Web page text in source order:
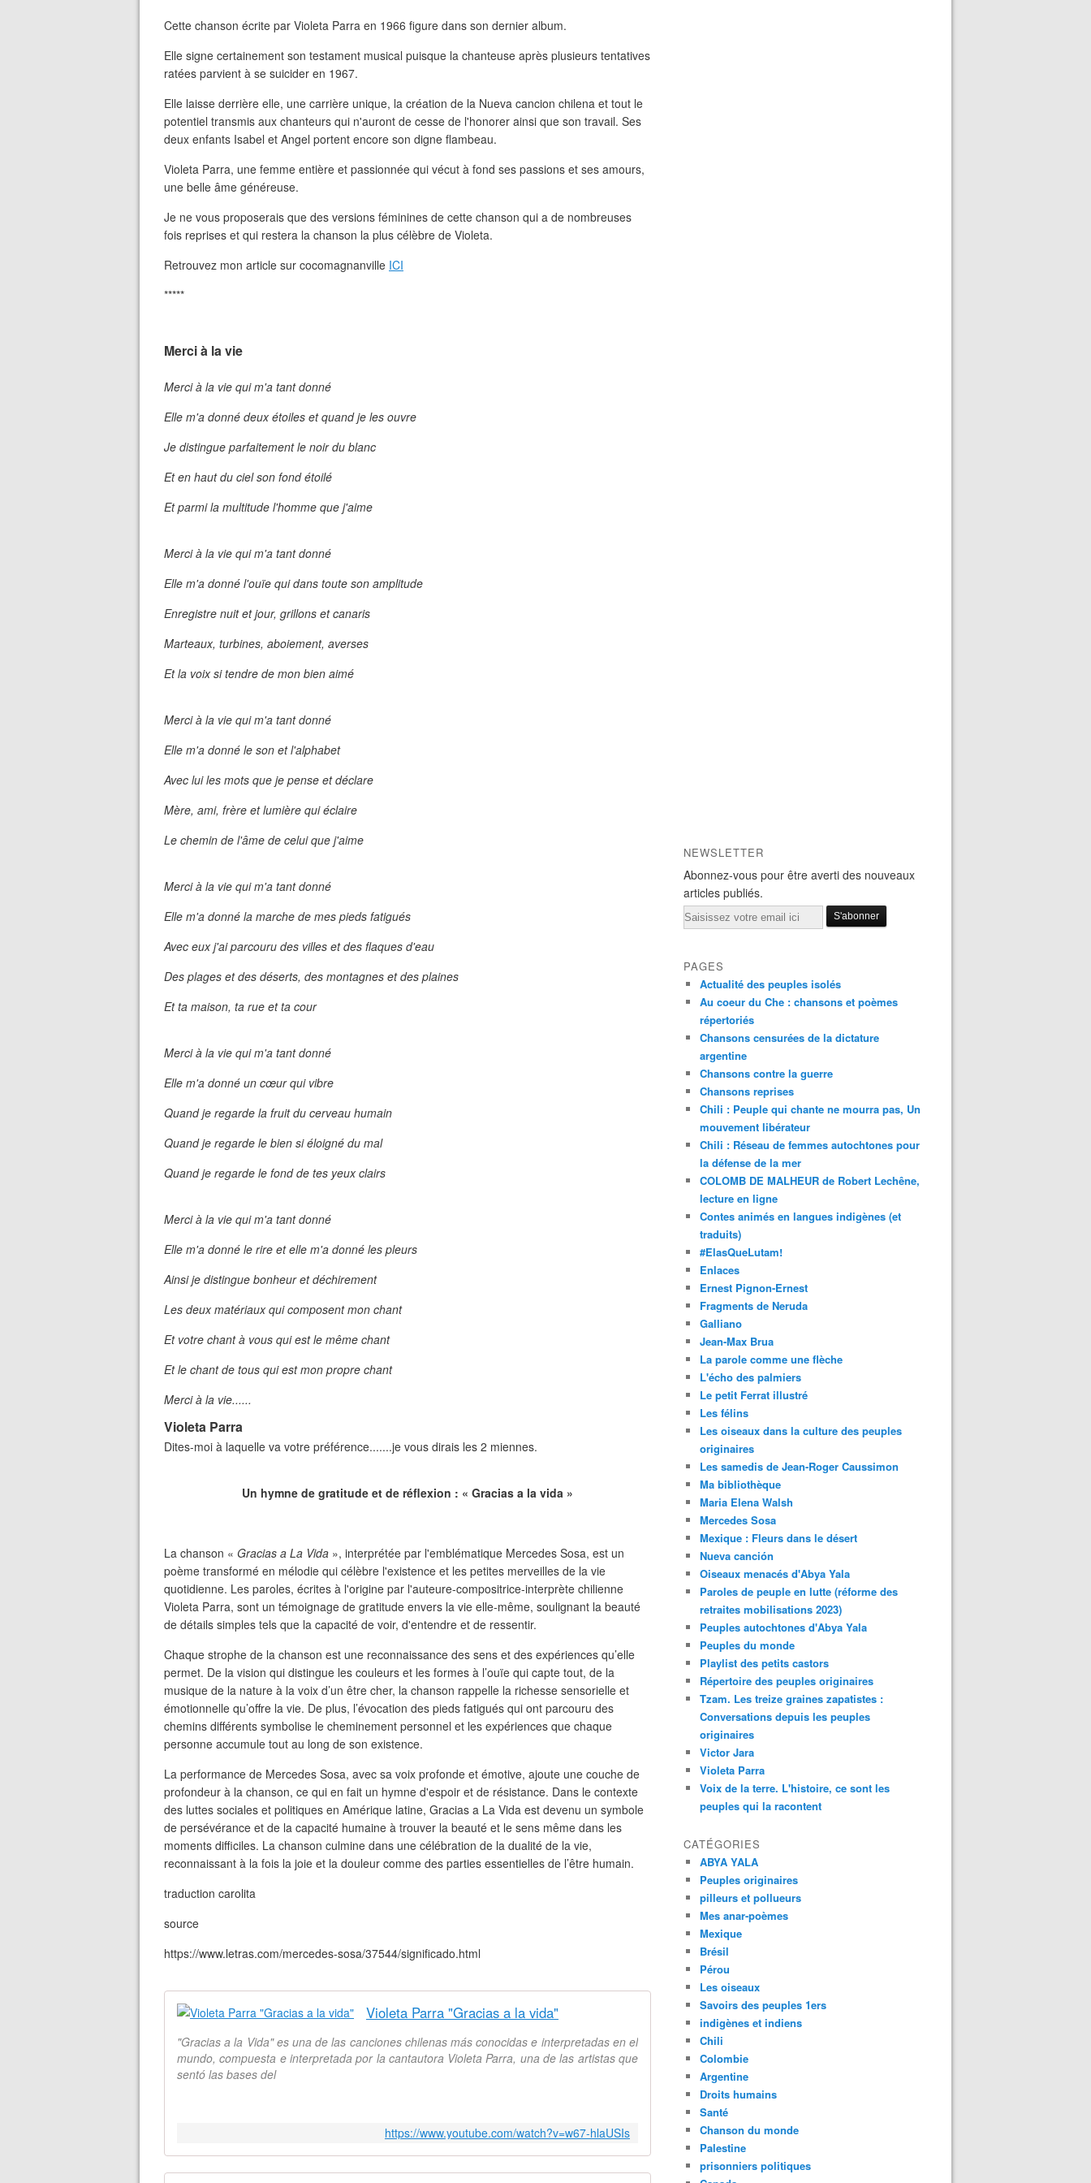
Cette chanson écrite par Violeta Parra en 1966 figure dans son dernier album.
Elle signe certainement son testament musical puisque la chanteuse après plusieurs tentatives
ratées parvient à se suicider en 1967.
Elle laisse derrière elle, une carrière unique, la création de la Nueva cancion chilena et tout le
potentiel transmis aux chanteurs qui n'auront de cesse de l'honorer ainsi que son travail. Ses
deux enfants Isabel et Angel portent encore son digne flambeau.
Violeta Parra, une femme entière et passionnée qui vécut à fond ses passions et ses amours,
une belle âme généreuse.
Je ne vous proposerais que des versions féminines de cette chanson qui a de nombreuses
fois reprises et qui restera la chanson la plus célèbre de Violeta.
Retrouvez mon article sur cocomagnanville ICI
*****
Merci à la vie
Merci à la vie qui m'a tant donné
Elle m'a donné deux étoiles et quand je les ouvre
Je distingue parfaitement le noir du blanc
Et en haut du ciel son fond étoilé
Et parmi la multitude l'homme que j'aime
Merci à la vie qui m'a tant donné
Elle m'a donné l'ouïe qui dans toute son amplitude
Enregistre nuit et jour, grillons et canaris
Marteaux, turbines, aboiement, averses
Et la voix si tendre de mon bien aimé
Merci à la vie qui m'a tant donné
Elle m'a donné le son et l'alphabet
Avec lui les mots que je pense et déclare
Mère, ami, frère et lumière qui éclaire
Le chemin de l'âme de celui que j'aime
Merci à la vie qui m'a tant donné
Elle m'a donné la marche de mes pieds fatigués
Avec eux j'ai parcouru des villes et des flaques d'eau
Des plages et des déserts, des montagnes et des plaines
Et ta maison, ta rue et ta cour
Merci à la vie qui m'a tant donné
Elle m'a donné un cœur qui vibre
Quand je regarde la fruit du cerveau humain
Quand je regarde le bien si éloigné du mal
Quand je regarde le fond de tes yeux clairs
Merci à la vie qui m'a tant donné
Elle m'a donné le rire et elle m'a donné les pleurs
Ainsi je distingue bonheur et déchirement
Les deux matériaux qui composent mon chant
Et votre chant à vous qui est le même chant
Et le chant de tous qui est mon propre chant
Merci à la vie......
Violeta Parra
Dites-moi à laquelle va votre préférence.......je vous dirais les 2 miennes.
Un hymne de gratitude et de réflexion : « Gracias a la vida »
La chanson « Gracias a La Vida », interprétée par l'emblématique Mercedes Sosa, est un
poème transformé en mélodie qui célèbre l'existence et les petites merveilles de la vie
quotidienne. Les paroles, écrites à l'origine par l'auteure-compositrice-interprète chilienne
Violeta Parra, sont un témoignage de gratitude envers la vie elle-même, soulignant la beauté
de détails simples tels que la capacité de voir, d'entendre et de ressentir.
Chaque strophe de la chanson est une reconnaissance des sens et des expériences qu’elle
permet. De la vision qui distingue les couleurs et les formes à l’ouïe qui capte tout, de la
musique de la nature à la voix d’un être cher, la chanson rappelle la richesse sensorielle et
émotionnelle qu’offre la vie. De plus, l’évocation des pieds fatigués qui ont parcouru des
chemins différents symbolise le cheminement personnel et les expériences que chaque
personne accumule tout au long de son existence.
La performance de Mercedes Sosa, avec sa voix profonde et émotive, ajoute une couche de
profondeur à la chanson, ce qui en fait un hymne d'espoir et de résistance. Dans le contexte
des luttes sociales et politiques en Amérique latine, Gracias a La Vida est devenu un symbole
de persévérance et de la capacité humaine à trouver la beauté et le sens même dans les
moments difficiles. La chanson culmine dans une célébration de la dualité de la vie,
reconnaissant à la fois la joie et la douleur comme des parties essentielles de l’être humain.
traduction carolita
source
https://www.letras.com/mercedes-sosa/37544/significado.html
Violeta Parra "Gracias a la vida"
"Gracias a la Vida" es una de las canciones chilenas más conocidas e interpretadas en el
mundo, compuesta e interpretada por la cantautora Violeta Parra, una de las artistas que
sentó las bases del
https://www.youtube.com/watch?v=w67-hlaUSIs
NEWSLETTER
Abonnez-vous pour être averti des nouveaux
articles publiés.
Email
PAGES
Actualité des peuples isolés
Au coeur du Che : chansons et poèmes
répertoriés
Chansons censurées de la dictature
argentine
Chansons contre la guerre
Chansons reprises
Chili : Peuple qui chante ne mourra pas, Un
mouvement libérateur
Chili : Réseau de femmes autochtones pour
la défense de la mer
COLOMB DE MALHEUR de Robert Lechêne,
lecture en ligne
Contes animés en langues indigènes (et
traduits)
#ElasQueLutam!
Enlaces
Ernest Pignon-Ernest
Fragments de Neruda
Galliano
Jean-Max Brua
La parole comme une flèche
L'écho des palmiers
Le petit Ferrat illustré
Les félins
Les oiseaux dans la culture des peuples
originaires
Les samedis de Jean-Roger Caussimon
Ma bibliothèque
Maria Elena Walsh
Mercedes Sosa
Mexique : Fleurs dans le désert
Nueva canción
Oiseaux menacés d'Abya Yala
Paroles de peuple en lutte (réforme des
retraites mobilisations 2023)
Peuples autochtones d'Abya Yala
Peuples du monde
Playlist des petits castors
Répertoire des peuples originaires
Tzam. Les treize graines zapatistes :
Conversations depuis les peuples
originaires
Victor Jara
Violeta Parra
Voix de la terre. L'histoire, ce sont les
peuples qui la racontent
CATÉGORIES
ABYA YALA
Peuples originaires
pilleurs et pollueurs
Mes anar-poèmes
Mexique
Brésil
Pérou
Les oiseaux
Savoirs des peuples 1ers
indigènes et indiens
Chili
Colombie
Argentine
Droits humains
Santé
Chanson du monde
Palestine
prisonniers politiques